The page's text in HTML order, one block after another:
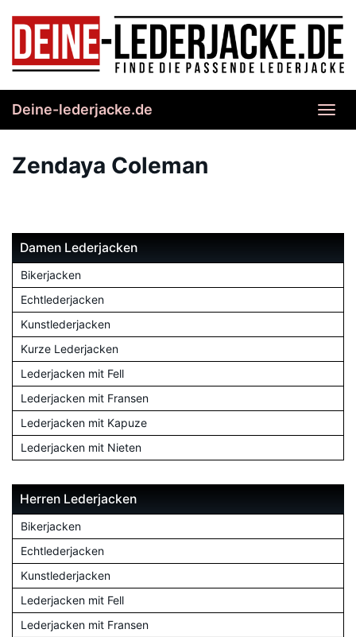
content
Deine-lederjacke.de
Zendaya Coleman
Damen Lederjacken
Bikerjacken
Echtlederjacken
Kunstlederjacken
Kurze Lederjacken
Lederjacken mit Fell
Lederjacken mit Fransen
Lederjacken mit Kapuze
Lederjacken mit Nieten
Herren Lederjacken
Bikerjacken
Echtlederjacken
Kunstlederjacken
Lederjacken mit Fell
Lederjacken mit Fransen